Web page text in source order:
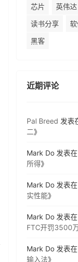
芯片
英伟达
读书分享
黑客
近期评论
Pal Breed 发表
二》
Mark Do 发表
所得》
Mark Do 发表
实性能》
Mark Do 发表
FTC开罚3500
Mark Do 发表
输入法》